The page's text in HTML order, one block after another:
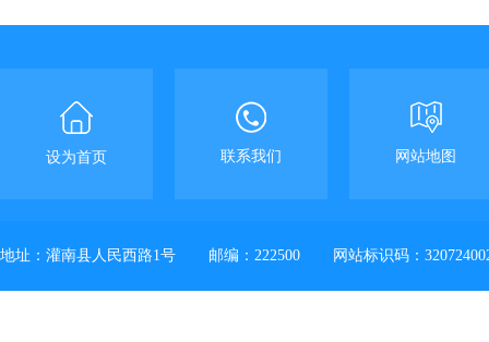
设为首页 联系我们 网站地图
地址：灌南县人民西路1号 邮编：222500 网站标识码：